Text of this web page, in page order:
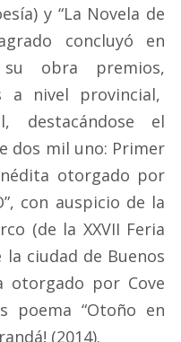
y “La Novela de
concluyó en
su obra premios,
a nivel provincial,
destacándose el
dos mil uno: Primer
otorgado por
con auspicio de la
(de la XXVII Feria
ciudad de Buenos
otorgado por Cove
poema “Otoño en
(2014).